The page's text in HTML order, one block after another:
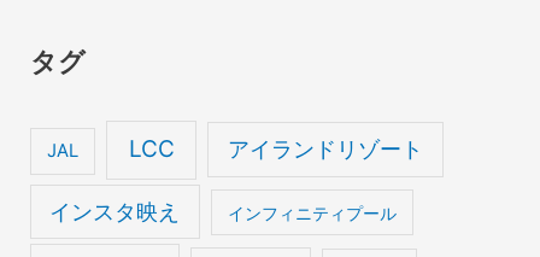
イ
タグ
JAL LCC アイランドリゾート
インスタ映え インフィニティプール